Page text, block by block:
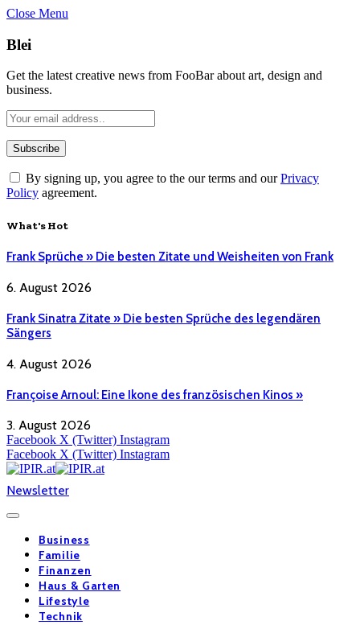
Close Menu
Blei
Get the latest creative news from FooBar about art, design and
business.
By signing up, you agree to the our terms and ourPrivacy
Policy agreement.
What's Hot
Frank Sprüche » Die besten Zitate und Weisheiten von Frank
6. August 2026
Frank Sinatra Zitate » Die besten Sprüche des legendären
Sängers
4. August 2026
Françoise Arnoul: Eine Ikone des französischen Kinos »
3. August 2026
Facebook X (Twitter) Instagram
Facebook X (Twitter) Instagram
Newsletter
Business
Familie
Finanzen
Haus & Garten
Lifestyle
Technik